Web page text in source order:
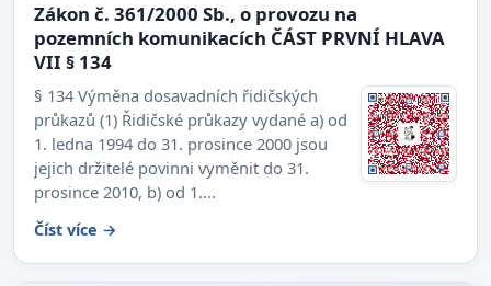
Zákon č. 361/2000 Sb., o provozu na
pozemních komunikacích ČÁST PRVNÍ HLAVA
VII § 134
§ 134 Výměna dosavadních řidičských
průkazů (1) Řidičské průkazy vydané a) od
1. ledna 1994 do 31. prosince 2000 jsou
jejich držitelé povinni vyměnit do 31.
prosince 2010, b) od 1....
Číst více →